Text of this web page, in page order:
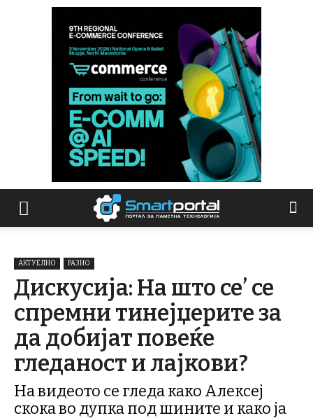
АКТУЕЛНО РАЗНО
Дискусија: На што се’ се
спремни тинејџерите за
да добијат повеќе
гледаност и лајкови?
На видеото се гледа како Алексеј
скока во дупка под шините и како ја